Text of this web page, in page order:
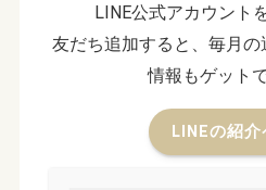
LINE公式アカウント
友だち追加すると、毎月
情報もゲット
LINEの紹介